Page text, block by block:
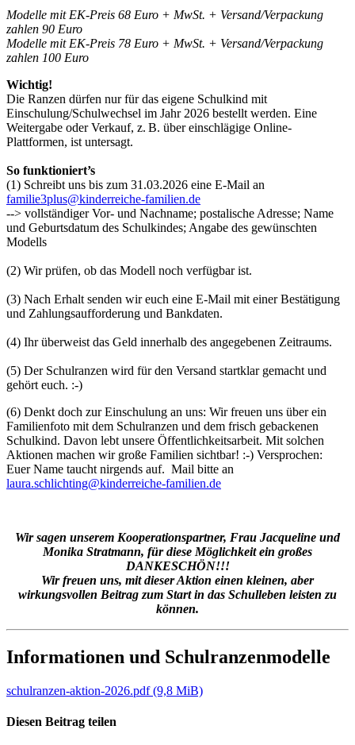
Modelle mit EK-Preis 68 Euro + MwSt. + Versand/Verpackung
zahlen 90 Euro
Modelle mit EK-Preis 78 Euro + MwSt. + Versand/Verpackung
zahlen 100 Euro
Wichtig!
Die Ranzen dürfen nur für das eigene Schulkind mit
Einschulung/Schulwechsel im Jahr 2026 bestellt werden. Eine
Weitergabe oder Verkauf, z. B. über einschlägige Online-
Plattformen, ist untersagt.
So funktioniert’s
(1) Schreibt uns bis zum 31.03.2026 eine E-Mail an
familie3plus@kinderreiche-familien.de
--> vollständiger Vor- und Nachname; postalische Adresse; Name
und Geburtsdatum des Schulkindes; Angabe des gewünschten
Modells
(2) Wir prüfen, ob das Modell noch verfügbar ist.
(3) Nach Erhalt senden wir euch eine E-Mail mit einer Bestätigung
und Zahlungsaufforderung und Bankdaten.
(4) Ihr überweist das Geld innerhalb des angegebenen Zeitraums.
(5) Der Schulranzen wird für den Versand startklar gemacht und
gehört euch. :-)
(6) Denkt doch zur Einschulung an uns: Wir freuen uns über ein
Familienfoto mit dem Schulranzen und dem frisch gebackenen
Schulkind. Davon lebt unsere Öffentlichkeitsarbeit. Mit solchen
Aktionen machen wir große Familien sichtbar! :-) Versprochen:
Euer Name taucht nirgends auf. Mail bitte an
laura.schlichting@kinderreiche-familien.de
Wir sagen unserem Kooperationspartner, Frau Jacqueline und
Monika Stratmann, für diese Möglichkeit ein großes
DANKESCHÖN!!!
Wir freuen uns, mit dieser Aktion einen kleinen, aber
wirkungsvollen Beitrag zum Start in das Schulleben leisten zu
können.
Informationen und Schulranzenmodelle
schulranzen-aktion-2026.pdf(9,8 MiB)
Diesen Beitrag teilen